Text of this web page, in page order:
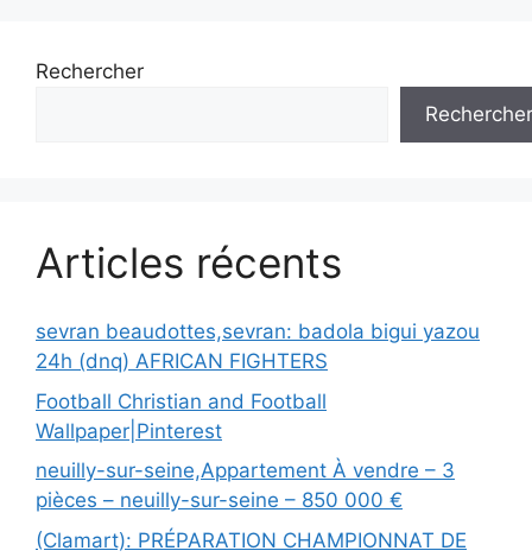
Rechercher
Rechercher
Articles récents
sevran beaudottes,sevran: badola bigui yazou
24h (dnq) AFRICAN FIGHTERS
Football Christian and Football
Wallpaper|Pinterest
neuilly-sur-seine,Appartement À vendre – 3
pièces – neuilly-sur-seine – 850 000 €
(Clamart): PRÉPARATION CHAMPIONNAT DE